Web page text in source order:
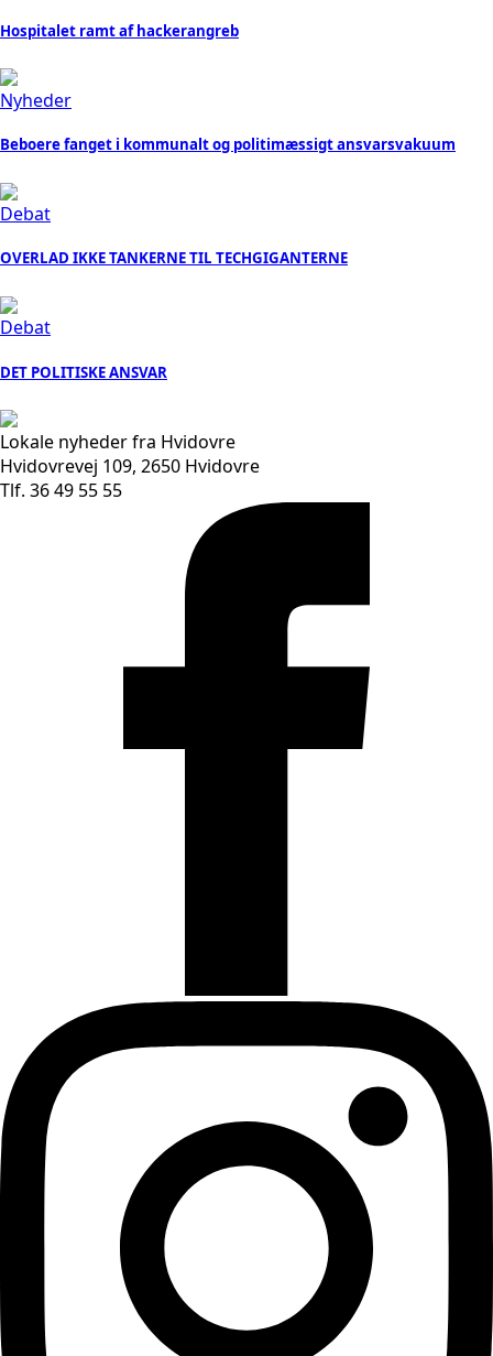
Hospitalet ramt af hackerangreb
Nyheder
Beboere fanget i kommunalt og politimæssigt ansvarsvakuum
Debat
OVERLAD IKKE TANKERNE TIL TECHGIGANTERNE
Debat
DET POLITISKE ANSVAR
Lokale nyheder fra Hvidovre
Hvidovrevej 109, 2650 Hvidovre
Tlf. 36 49 55 55